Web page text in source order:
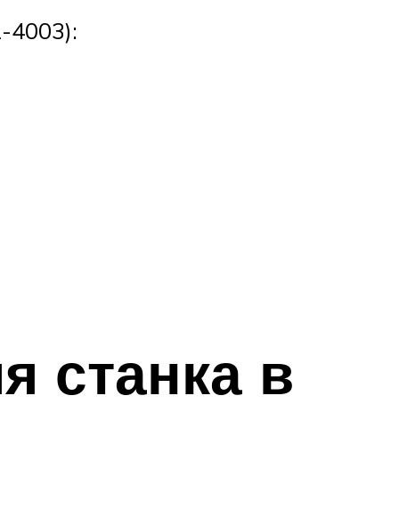
4003):
станка в